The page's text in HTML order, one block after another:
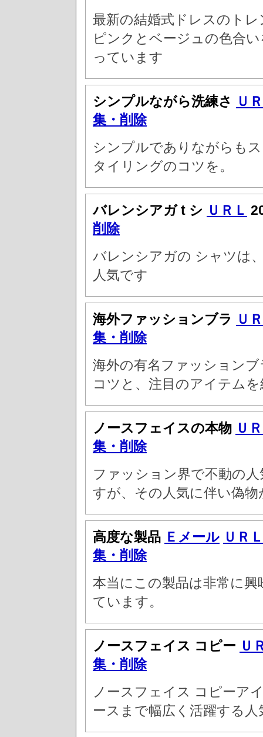
最新の結婚式ドレスのト
ピンクとベージュの色合
っています
シンプルながら洗練さ
Ｕ
集・削除
シンプルでありながらも
タイリングのコツを。
バレンシアガ t シ ＵＲＬ
削除
バレンシアガの シャツは
人気です
海外ファッションブラ Ｕ
集・削除
海外の有名ファッション
コツと、注目のアイテム
ノースフェイスの本物 Ｕ
集・削除
ファッション界で不動の
すが、その人気に伴い偽
高度な製品 Ｅメール ＵＲＬ
集・削除
本当にこの製品は非常に
ています。
ノースフェイス コピー Ｕ
集・削除
ノースフェイス コピーア
ースまで幅広く活躍する